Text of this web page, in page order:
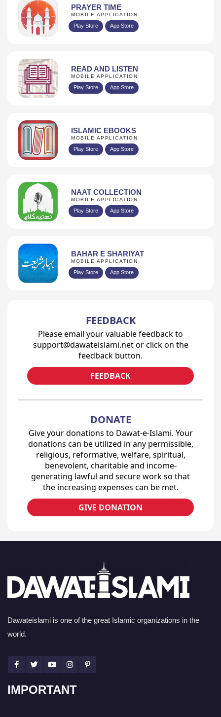
PRAYER TIME
MOBILE APPLICATION
Play Store App Store
READ AND LISTEN
MOBILE APPLICATION
Play Store App Store
ISLAMIC EBOOKS
MOBILE APPLICATION
Play Store App Store
NAAT COLLECTION
MOBILE APPLICATION
Play Store App Store
BAHAR E SHARIYAT
MOBILE APPLICATION
Play Store App Store
FEEDBACK
Please email your valuable feedback to
support@dawateislami.net or click on the
feedback button.
FEEDBACK
DONATE
Give your donations to Dawat-e-Islami. Your
donations can be utilized in any permissible,
religious, reformative, welfare, spiritual,
benevolent, charitable and income-
generating lawful and secure work so that
the increasing expenses can be met.
GIVE DONATION
Dawateislami is one of the great Islamic organizations in the
world.
IMPORTANT